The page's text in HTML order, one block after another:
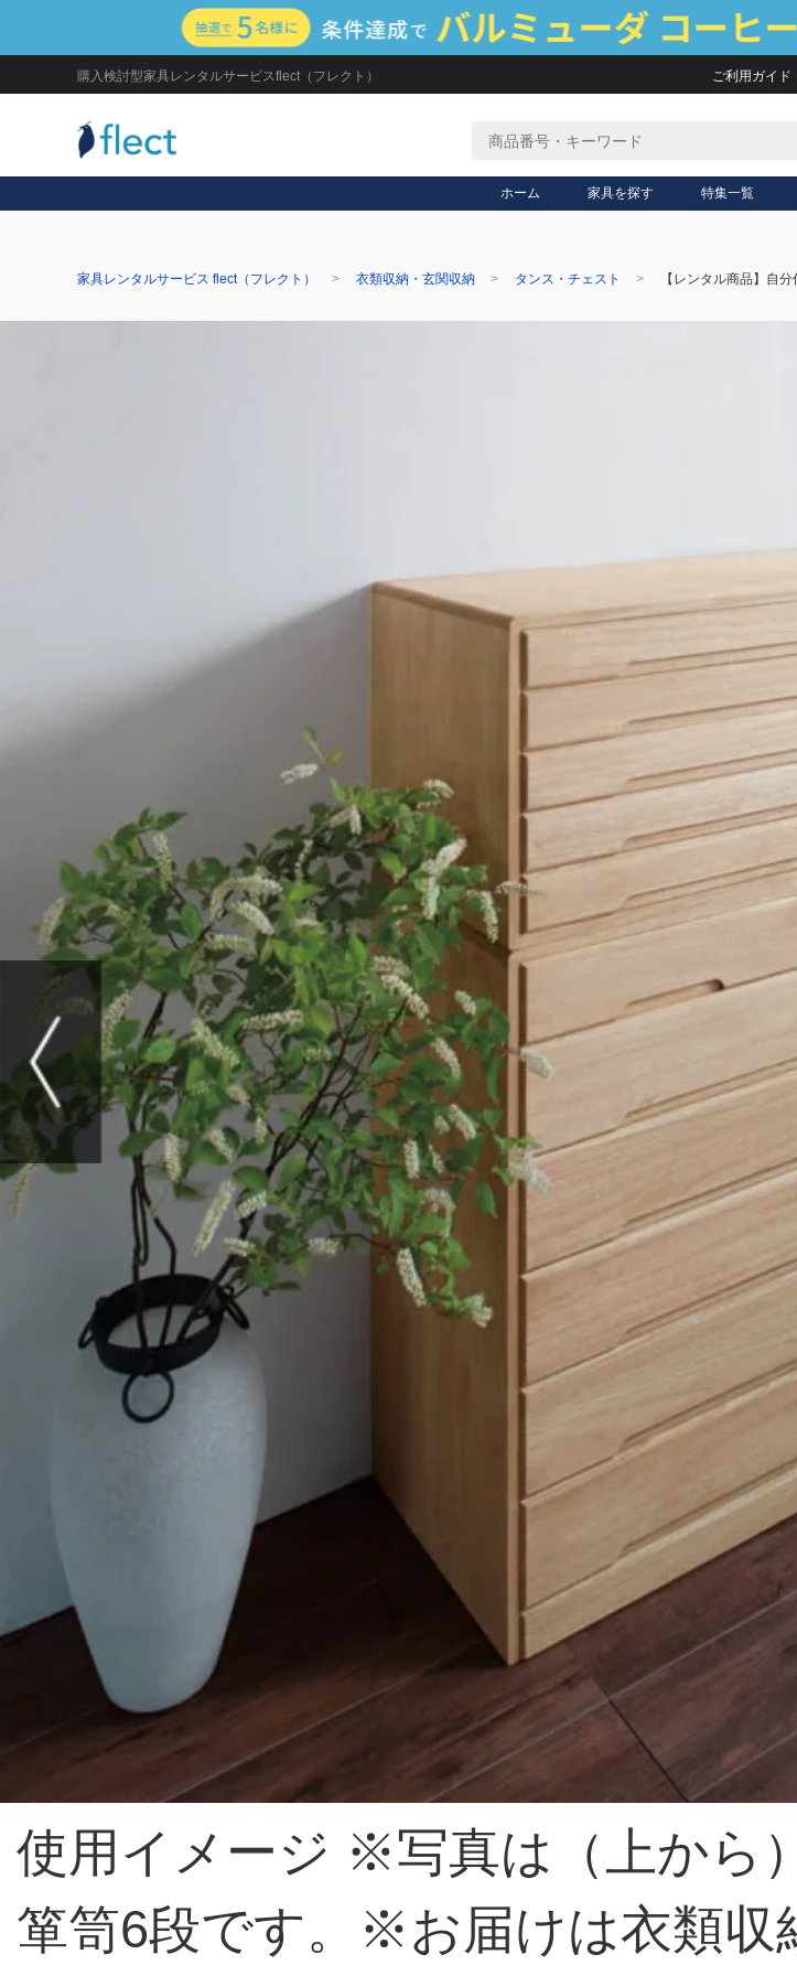
購入検討型家具レンタルサービスflect（フレクト） ご利用ガイド
ホーム 家具を探す 特集一覧
家具レンタルサービス flect（フレクト） 衣類収納・玄関収納 タンス・チェスト 【レンタル商品】自
使用イメージ ※写真は（上から
箪笥6段です。※お届けは衣類収